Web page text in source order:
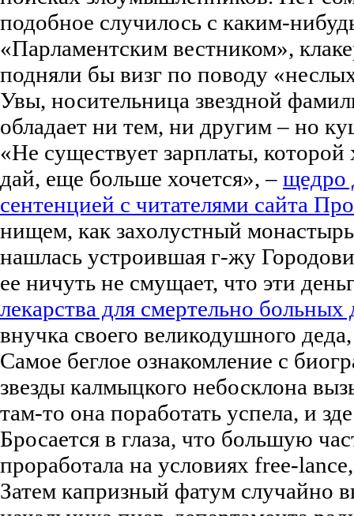
подобное случилось с каким-
«Парламентским вестником»,
подняли бы визг по поводу
Увы, носительница звездной
обладает ни тем, ни другим – но
«Не существует зарплаты, которой
дай, еще больше хочется», – щедро
сентенцией с читателями сайта
нищем, как захолустный
нашлась устроившая г-жу
ее ничуть не смущает, что эти
лекарства для смертельно больных
внучка своего великодушного
Самое беглое ознакомление с
звезды калмыцкого небосклона
там-то она поработать успела, и
Бросается в глаза, что большую
проработала на условиях free-
Затем капризный фатум случайно